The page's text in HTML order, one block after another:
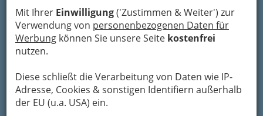
Mit Ihrer Einwilligung('Zustimmen & Weiter') zur
Verwendung von personenbezogenen Daten für
Werbung können Sie unsere Seite kostenfrei
nutzen.
Diese schließt die Verarbeitung von Daten wie IP-
Adresse, Cookies & sonstigen Identifiern außerhalb
der EU (u.a. USA) ein.
Karte anzeigen